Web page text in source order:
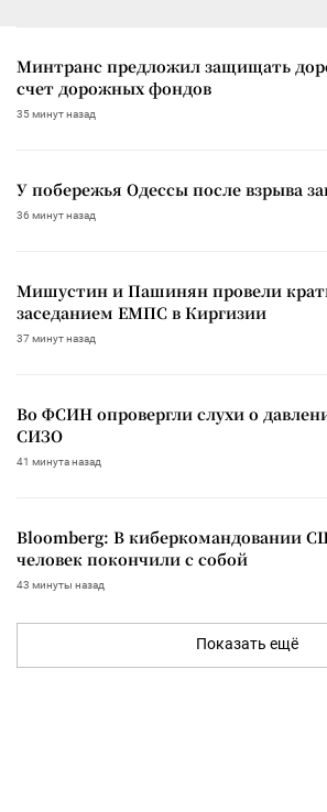
Минтранс предложил защищать
счет дорожных фондов
35 минут назад
У побережья Одессы после взрыва
36 минут назад
Мишустин и Пашинян провели
заседанием ЕМПС в Киргизии
37 минут назад
Во ФСИН опровергли слухи о
СИЗО
41 минута назад
Bloomberg: В киберкомандовании
человек покончили с собой
43 минуты назад
Показать ещё